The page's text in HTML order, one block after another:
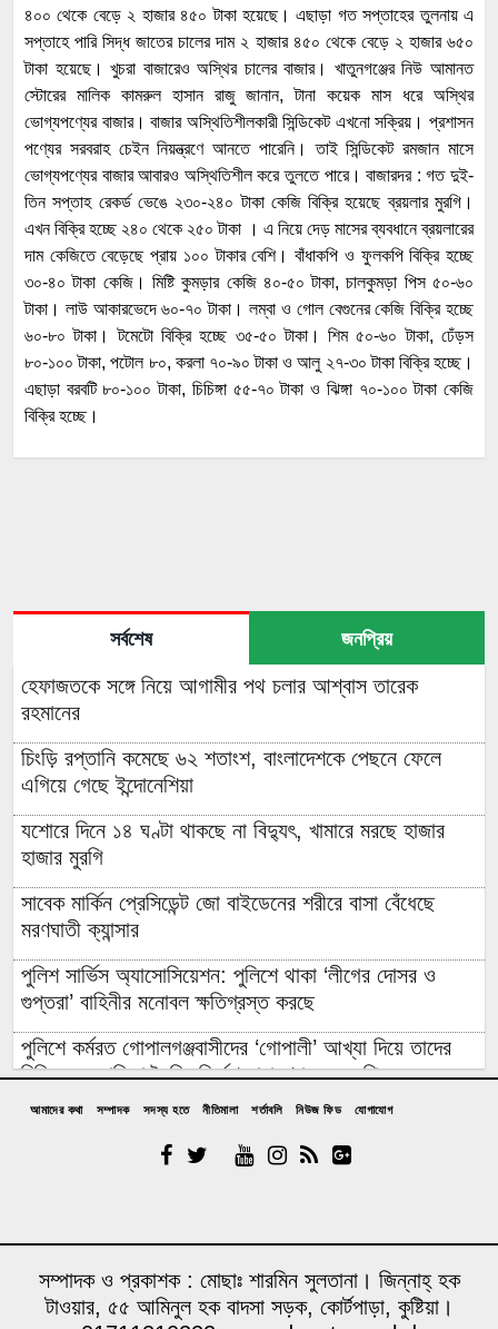
৪০০ থেকে বেড়ে ২ হাজার ৪৫০ টাকা হয়েছে। এছাড়া গত সপ্তাহের তুলনায় এ
সপ্তাহে পারি সিদ্ধ জাতের চালের দাম ২ হাজার ৪৫০ থেকে বেড়ে ২ হাজার ৬৫০
টাকা হয়েছে। খুচরা বাজারেও অস্থির চালের বাজার। খাতুনগঞ্জের নিউ আমানত
স্টোরের মালিক কামরুল হাসান রাজু জানান, টানা কয়েক মাস ধরে অস্থির
ভোগ্যপণ্যের বাজার। বাজার অস্থিতিশীলকারী সিন্ডিকেট এখনো সক্রিয়। প্রশাসন
পণ্যের সরবরাহ চেইন নিয়ন্ত্রণে আনতে পারেনি। তাই সিন্ডিকেট রমজান মাসে
ভোগ্যপণ্যের বাজার আবারও অস্থিতিশীল করে তুলতে পারে। বাজারদর : গত দুই-
তিন সপ্তাহ রেকর্ড ভেঙে ২৩০-২৪০ টাকা কেজি বিক্রি হয়েছে ব্রয়লার মুরগি।
এখন বিক্রি হচ্ছে ২৪০ থেকে ২৫০ টাকা । এ নিয়ে দেড় মাসের ব্যবধানে ব্রয়লারের
দাম কেজিতে বেড়েছে প্রায় ১০০ টাকার বেশি। বাঁধাকপি ও ফুলকপি বিক্রি হচ্ছে
৩০-৪০ টাকা কেজি। মিষ্টি কুমড়ার কেজি ৪০-৫০ টাকা, চালকুমড়া পিস ৫০-৬০
টাকা। লাউ আকারভেদে ৬০-৭০ টাকা। লম্বা ও গোল বেগুনের কেজি বিক্রি হচ্ছে
৬০-৮০ টাকা। টমেটো বিক্রি হচ্ছে ৩৫-৫০ টাকা। শিম ৫০-৬০ টাকা, ঢেঁড়স
৮০-১০০ টাকা, পটোল ৮০, করলা ৭০-৯০ টাকা ও আলু ২৭-৩০ টাকা বিক্রি হচ্ছে।
এছাড়া বরবটি ৮০-১০০ টাকা, চিচিঙ্গা ৫৫-৭০ টাকা ও ঝিঙ্গা ৭০-১০০ টাকা কেজি
বিক্রি হচ্ছে।
সর্বশেষ জনপ্রিয়
হেফাজতকে সঙ্গে নিয়ে আগামীর পথ চলার আশ্বাস তারেক
রহমানের
চিংড়ি রপ্তানি কমেছে ৬২ শতাংশ, বাংলাদেশকে পেছনে ফেলে
এগিয়ে গেছে ইন্দোনেশিয়া
যশোরে দিনে ১৪ ঘণ্টা থাকছে না বিদ্যুৎ, খামারে মরছে হাজার
হাজার মুরগি
সাবেক মার্কিন প্রেসিডেন্ট জো বাইডেনের শরীরে বাসা বেঁধেছে
মরণঘাতী ক্যান্সার
পুলিশ সার্ভিস অ্যাসোসিয়েশন: পুলিশে থাকা ‘লীগের দোসর ও
গুপ্তরা’ বাহিনীর মনোবল ক্ষতিগ্রস্ত করছে
পুলিশে কর্মরত গোপালগঞ্জবাসীদের ‘গোপালী’ আখ্যা দিয়ে তাদের
চিহ্নিত ও তালিকা তৈরির নির্দেশ নারায়ণগঞ্জের এমপির
বিদেশি ত্রাণের লোভে ৯ বছর ধরে রোহিঙ্গা সেজে নিবন্ধিত হাজার
হাজার বাংলাদেশি ফেঁসে গেলেন এনআইডি-পাসপোর্ট করতে গিয়ে
১০০ কোটি টাকার জীবনরক্ষাকারী যন্ত্র অচল: অথচ সচল যন্ত্র ‘নষ্ট’
দেখিয়ে লোপাট অর্ধকোটি টাকা
আমাদের কথা সম্পাদক সদস্য হতে নীতিমালা শর্তাবলি নিউজ ফিড যোগাযোগ
সম্পাদক ও প্রকাশক : মোছাঃ শারমিন সুলতানা। জিন্নাহ্ হক
টাওয়ার, ৫৫ আমিনুল হক বাদসা সড়ক, কোর্টপাড়া, কুষ্টিয়া।